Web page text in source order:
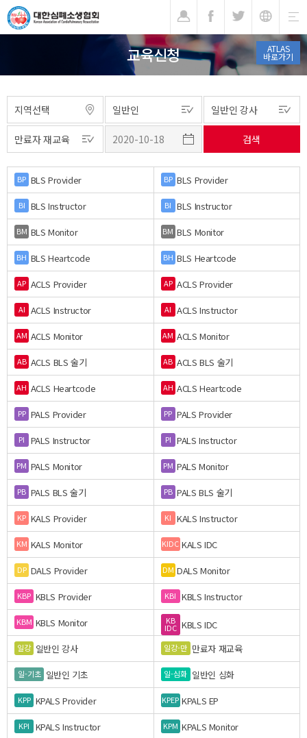
ATLAS
바로가기
교육신청
BP BLS Provider BP BLS Provider
BI BLS Instructor BI BLS Instructor
BM BLS Monitor BM BLS Monitor
BH BLS Heartcode BH BLS Heartcode
AP ACLS Provider AP ACLS Provider
AI ACLS Instructor AI ACLS Instructor
AM ACLS Monitor AM ACLS Monitor
AB ACLS BLS 술기 AB ACLS BLS 술기
AH ACLS Heartcode AH ACLS Heartcode
PP PALS Provider PP PALS Provider
PI PALS Instructor PI PALS Instructor
PM PALS Monitor PM PALS Monitor
PB PALS BLS 술기 PB PALS BLS 술기
KP KALS Provider KI KALS Instructor
KM KALS Monitor KIDC KALS IDC
DP DALS Provider DM DALS Monitor
KBP KBLS Provider KBI KBLS Instructor
KBM KBLS Monitor KB
IDC KBLS IDC
일강 일반인 강사 일강-만 만료자 재교육
일-기초 일반인 기초 일-심화 일반인 심화
KPP KPALS Provider KPEP KPALS EP
KPI KPALS Instructor KPM KPALS Monitor